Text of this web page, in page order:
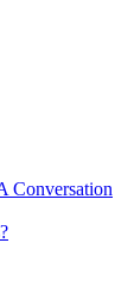
Conversation